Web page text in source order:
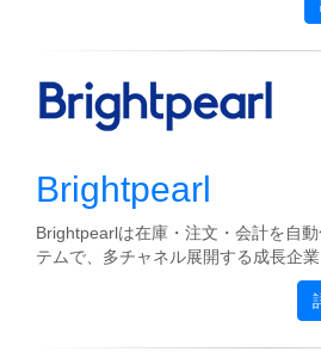
Brightpearl
Brightpearlは在庫・注文・会計を自
テムで、多チャネル展開する成長企業